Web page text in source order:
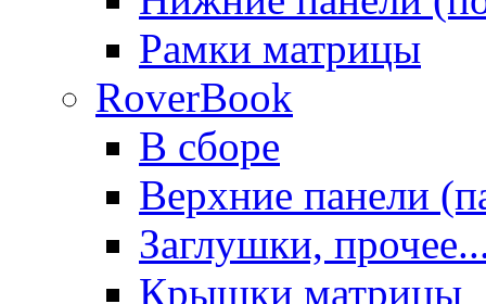
Рамки матрицы
RoverBook
В сборе
Верхние панели
Заглушки,
Крышки матрицы